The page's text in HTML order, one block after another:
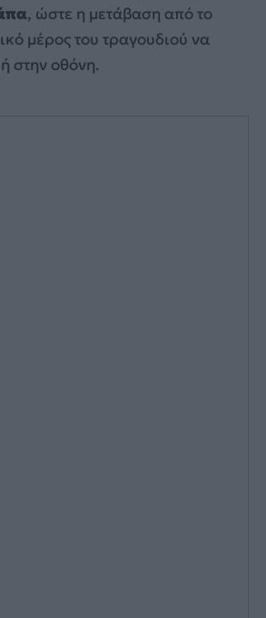
, ώστε η μετάβαση από το
μέρος του τραγουδιού να
στην οθόνη.